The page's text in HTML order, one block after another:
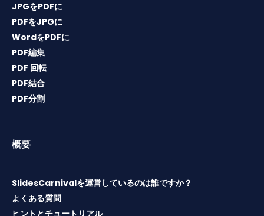
JPGをPDFに
PDFをJPGに
WordをPDFに
PDF編集
PDF 回転
PDF結合
PDF分割
概要
SlidesCarnivalを運営しているのは誰ですか？
よくある質問